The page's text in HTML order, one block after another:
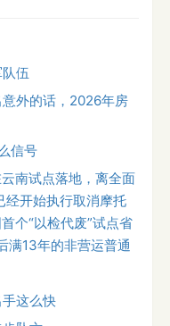
伍
外的话，2026年房
信号
南试点落地，离全面
经开始执行取消摩托
个“以检代废”试点省
满13年的非营运普通
这么快